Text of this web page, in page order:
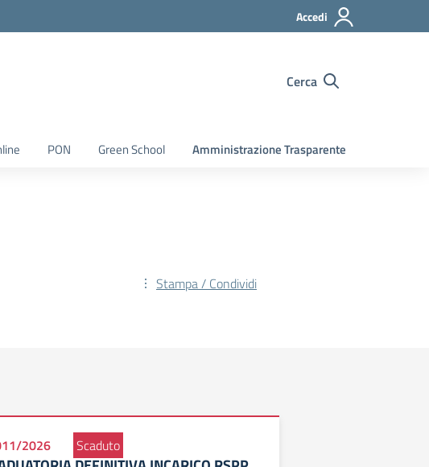
Accedi
Cerca
PON Green School Amministrazione Trasparente
Stampa / Condividi
2026 Scaduto